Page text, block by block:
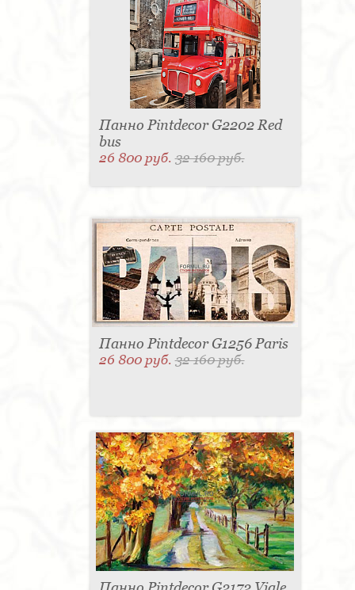
Панно Pintdecor G2202 Red
bus
26 800 руб.32 160 руб.
Панно Pintdecor G1256 Paris
26 800 руб.32 160 руб.